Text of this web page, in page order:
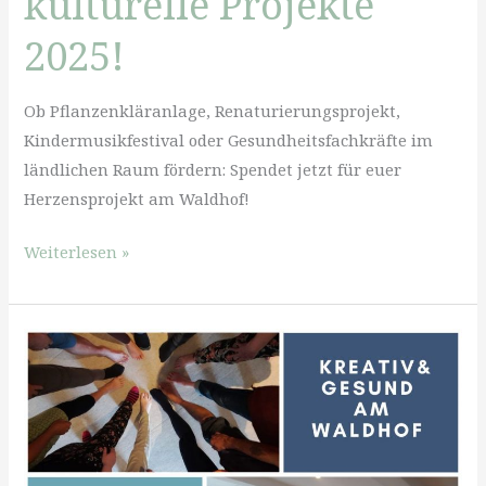
2025!
Ob Pflanzenkläranlage, Renaturierungsprojekt,
Kindermusikfestival oder Gesundheitsfachkräfte im
ländlichen Raum fördern: Spendet jetzt für euer
Herzensprojekt am Waldhof!
Spendenaktion
ökologische,
gesundheitliche
und
kulturelle
Projekte
2025!
Weiterlesen »